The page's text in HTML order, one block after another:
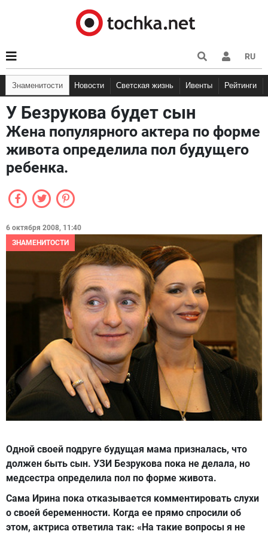
RU
Знаменитости Новости Светская жизнь Ивенты Рейтинги
У Безрукова будет сын
Жена популярного актера по форме
живота определила пол будущего
ребенка.
6 октября 2008, 11:40
ЗНАМЕНИТОСТИ
Одной своей подруге будущая мама призналась, что
должен быть сын. УЗИ Безрукова пока не делала, но
медсестра определила пол по форме живота.
Сама Ирина пока отказывается комментировать слухи
о своей беременности. Когда ее прямо спросили об
этом, актриса ответила так: «На такие вопросы я не